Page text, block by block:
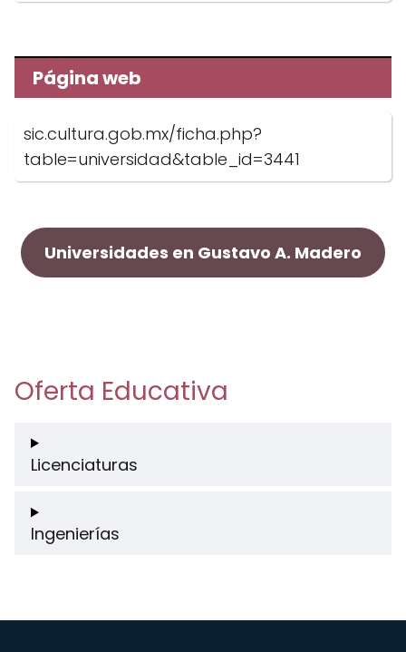
Página web
sic.cultura.gob.mx/ficha.php?
table=universidad&table_id=3441
Universidades en Gustavo A. Madero
Oferta Educativa
Licenciaturas
Ingenierías